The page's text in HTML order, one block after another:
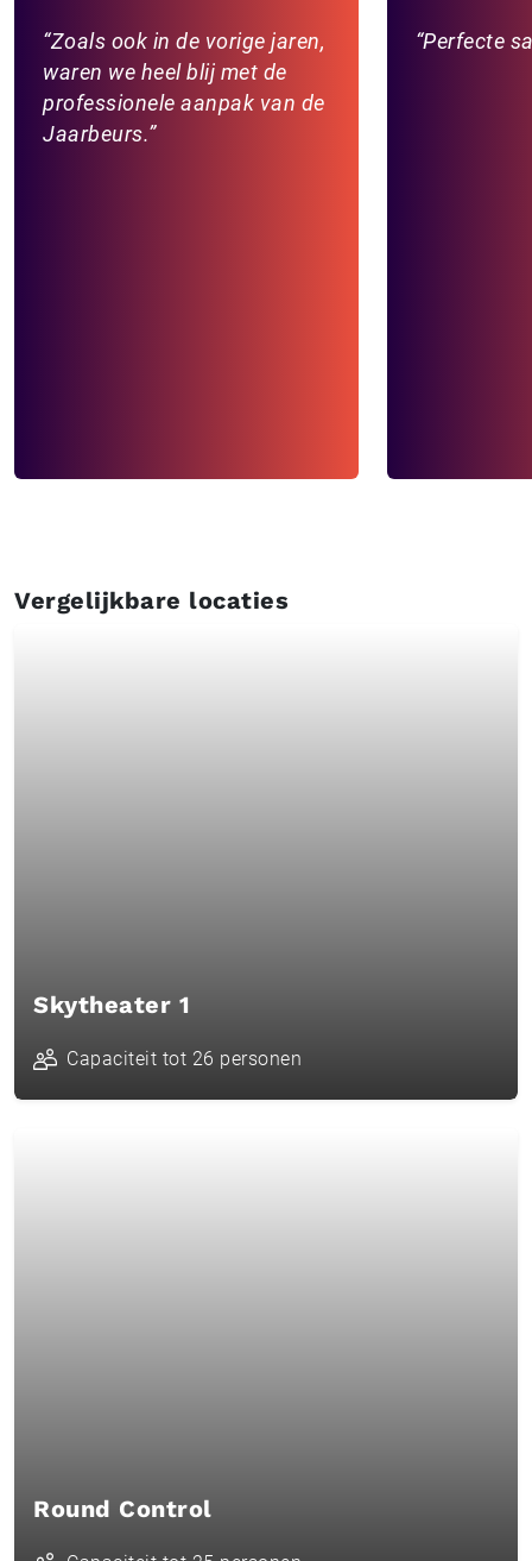
Zoals ook in de vorige jaren,
waren we heel blij met de
professionele aanpak van de
Jaarbeurs.
Perfecte
Vergelijkbare locaties
Skytheater 1
Capaciteit tot 26 personen
Round Control